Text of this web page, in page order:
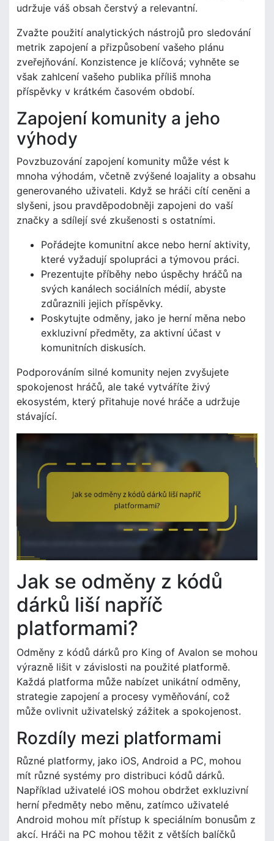
udržuje váš obsah čerstvý a relevantní.
Zvažte použití analytických nástrojů pro sledování
metrik zapojení a přizpůsobení vašeho plánu
zveřejňování. Konzistence je klíčová; vyhněte se
však zahlcení vašeho publika příliš mnoha
příspěvky v krátkém časovém období.
Zapojení komunity a jeho
výhody
Povzbuzování zapojení komunity může vést k
mnoha výhodám, včetně zvýšené loajality a obsahu
generovaného uživateli. Když se hráči cítí ceněni a
slyšeni, jsou pravděpodobněji zapojeni do vaší
značky a sdílejí své zkušenosti s ostatními.
Pořádejte komunitní akce nebo herní aktivity,
které vyžadují spolupráci a týmovou práci.
Prezentujte příběhy nebo úspěchy hráčů na
svých kanálech sociálních médií, abyste
zdůraznili jejich příspěvky.
Poskytujte odměny, jako je herní měna nebo
exkluzivní předměty, za aktivní účast v
komunitních diskusích.
Podporováním silné komunity nejen zvyšujete
spokojenost hráčů, ale také vytváříte živý
ekosystém, který přitahuje nové hráče a udržuje
stávající.
Jak se odměny z kódů
dárků liší napříč
platformami?
Odměny z kódů dárků pro King of Avalon se mohou
výrazně lišit v závislosti na použité platformě.
Každá platforma může nabízet unikátní odměny,
strategie zapojení a procesy vyměňování, což
může ovlivnit uživatelský zážitek a spokojenost.
Rozdíly mezi platformami
Různé platformy, jako iOS, Android a PC, mohou
mít různé systémy pro distribuci kódů dárků.
Například uživatelé iOS mohou obdržet exkluzivní
herní předměty nebo měnu, zatímco uživatelé
Android mohou mít přístup k speciálním bonusům z
akcí. Hráči na PC mohou těžit z větších balíčků